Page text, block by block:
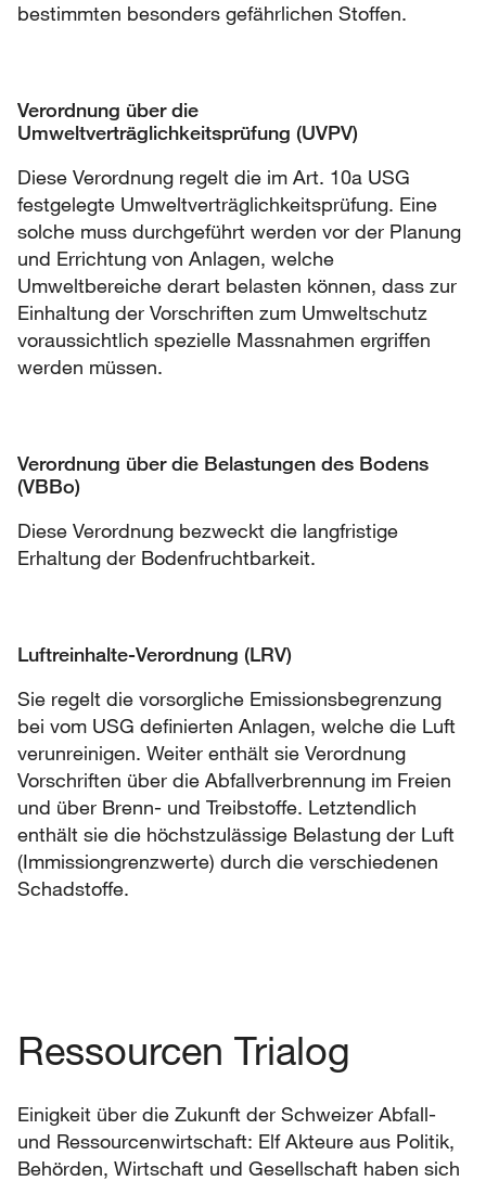
bestimmten besonders gefährlichen Stoffen.
Verordnung über die
Umweltverträglichkeitsprüfung (UVPV)
Diese Verordnung regelt die im Art. 10a USG
festgelegte Umweltverträglichkeitsprüfung. Eine
solche muss durchgeführt werden vor der Planung
und Errichtung von Anlagen, welche
Umweltbereiche derart belasten können, dass zur
Einhaltung der Vorschriften zum Umweltschutz
voraussichtlich spezielle Massnahmen ergriffen
werden müssen.
Verordnung über die Belastungen des Bodens
(VBBo)
Diese Verordnung bezweckt die langfristige
Erhaltung der Bodenfruchtbarkeit.
Luftreinhalte-Verordnung (LRV)
Sie regelt die vorsorgliche Emissionsbegrenzung
bei vom USG definierten Anlagen, welche die Luft
verunreinigen. Weiter enthält sie Verordnung
Vorschriften über die Abfallverbrennung im Freien
und über Brenn- und Treibstoffe. Letztendlich
enthält sie die höchstzulässige Belastung der Luft
(Immissiongrenzwerte) durch die verschiedenen
Schadstoffe.
Ressourcen Trialog
Einigkeit über die Zukunft der Schweizer Abfall-
und Ressourcenwirtschaft: Elf Akteure aus Politik,
Behörden, Wirtschaft und Gesellschaft haben sich